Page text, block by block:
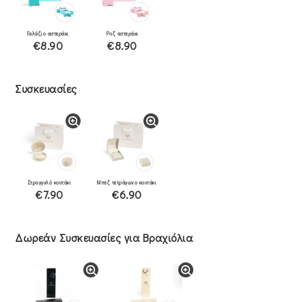
Γαλάζιο αστεράκι
€8.90
Ροζ αστεράκι
€8.90
Συσκευασίες
Στρογγυλό κουτάκι
€7.90
Μπεζ τετράγωνο κουτάκι
€6.90
Δωρεάν Συσκευασίες για Βραχιόλια